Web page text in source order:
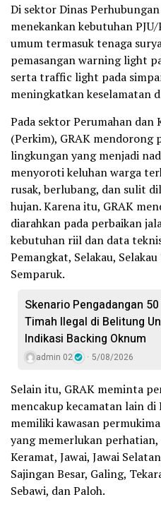
Di sektor Dinas
menekankan kebutuhan
umum termasuk tenaga
pemasangan warning light
serta traffic light pada
meningkatkan keselamatan
Pada sektor Perumahan dan
(Perkim), GRAK mendorong
lingkungan yang menjadi
menyoroti keluhan warga
rusak, berlubang, dan sulit
hujan. Karena itu, GRAK
diarahkan pada perbaikan
kebutuhan riil dan data
Pemangkat, Selakau,
Semparuk.
Skenario Pengadangan
Timah Ilegal di Belitung
Indikasi Backing Oknum
admin 02 5/08/2026
Selain itu, GRAK meminta
mencakup kecamatan lain di
memiliki kawasan
yang memerlukan
Keramat, Jawai, Jawai
Sajingan Besar, Galing,
Sebawi, dan Paloh.